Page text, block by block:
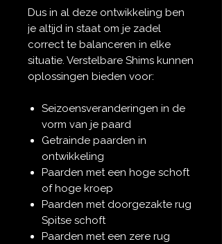
Dus in al deze ontwikkeling ben
je altijd in staat om je zadel
correct te balanceren in elke
situatie. Verstelbare Shims kunnen
oplossingen bieden voor:
Seizoensveranderingen in de
vorm van je paard
Getrainde paarden in
ontwikkeling
Paarden met een hoge schoft
of hoge kroep
Paarden met doorgezakte rug
Spitse schoft
Paarden met een zere rug